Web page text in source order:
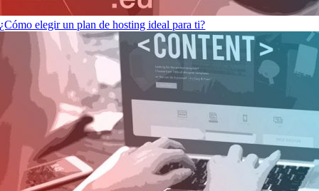
¿Cómo elegir un plan de hosting ideal para ti?